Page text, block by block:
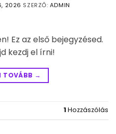
2026 SZERZŐ: ADMIN
Ez az első bejegyzésed.
kezdj el írni!
TOVÁBB →
1Hozzászólás